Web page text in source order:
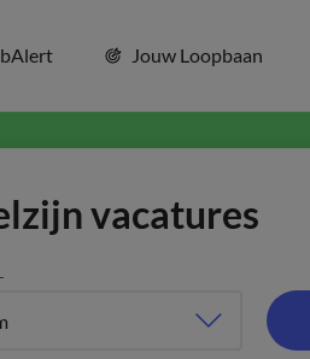
Jouw Loopbaan
vacatures